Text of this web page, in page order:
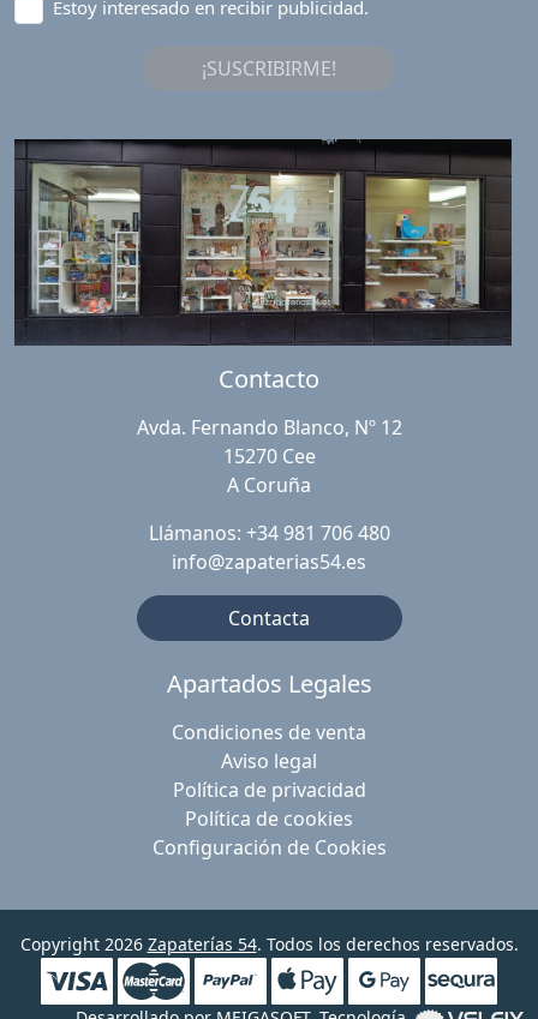
Estoy interesado en recibir publicidad.
¡SUSCRIBIRME!
Contacto
Avda. Fernando Blanco, Nº 12
15270 Cee
A Coruña
Llámanos: +34 981 706 480
info@zapaterias54.es
Contacta
Apartados Legales
Condiciones de venta
Aviso legal
Política de privacidad
Política de cookies
Configuración de Cookies
Copyright 2026 Zapaterías 54. Todos los derechos reservados.